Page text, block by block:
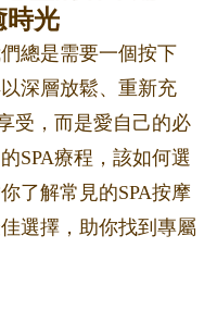
時光
總是需要一個按下
深層放鬆、重新充
受，而是愛自己的必
SPA療程，該如何選
了解常見的SPA按摩
選擇，助你找到專屬